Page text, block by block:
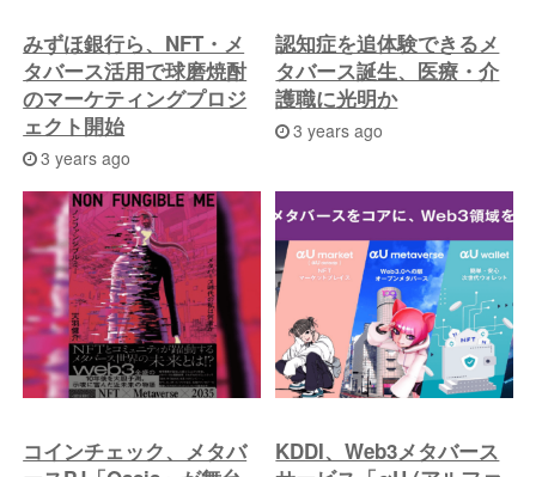
へ
みずほ銀行ら、NFT・メ
タバース活用で球磨焼酎
のマーケティングプロジ
ェクト開始
3 years ago
認知症を追体験できるメ
タバース誕生、医療・介
護職に光明か
3 years ago
コインチェック、メタバ
KDDI、Web3メタバース